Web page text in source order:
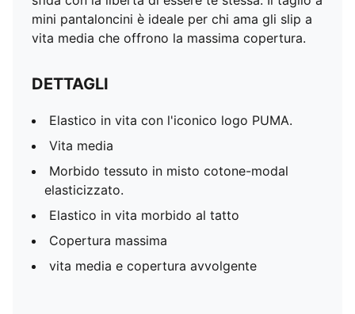
mini pantaloncini è ideale per chi ama gli slip a
vita media che offrono la massima copertura.
DETTAGLI
Elastico in vita con l'iconico logo PUMA.
Vita media
Morbido tessuto in misto cotone-modal
elasticizzato.
Elastico in vita morbido al tatto
Copertura massima
vita media e copertura avvolgente